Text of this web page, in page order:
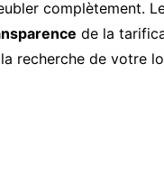
complètement.
de la
recherche de votre